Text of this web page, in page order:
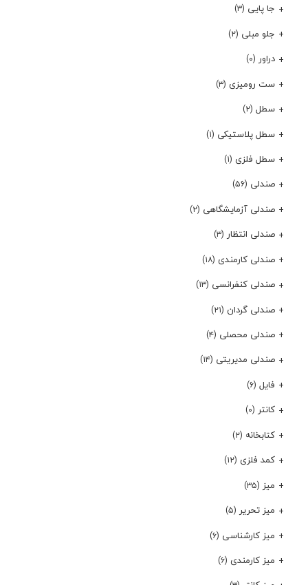
جا پایی (۳)
جلو مبلی (۲)
دراور (۰)
ست رومیزی (۳)
سطل (۲)
سطل پلاستیکی (۱)
سطل فلزی (۱)
صندلی (۵۶)
صندلی آزمایشگاهی (۲)
صندلی انتظار (۳)
صندلی کارمندی (۱۸)
صندلی کنفرانسی (۱۳)
صندلی گردان (۲۱)
صندلی محصلی (۴)
صندلی مدیریتی (۱۴)
فایل (۶)
کانتر (۰)
کتابخانه (۲)
کمد فلزی (۱۲)
میز (۳۵)
میز تحریر (۵)
میز کارشناسی (۶)
میز کارمندی (۶)